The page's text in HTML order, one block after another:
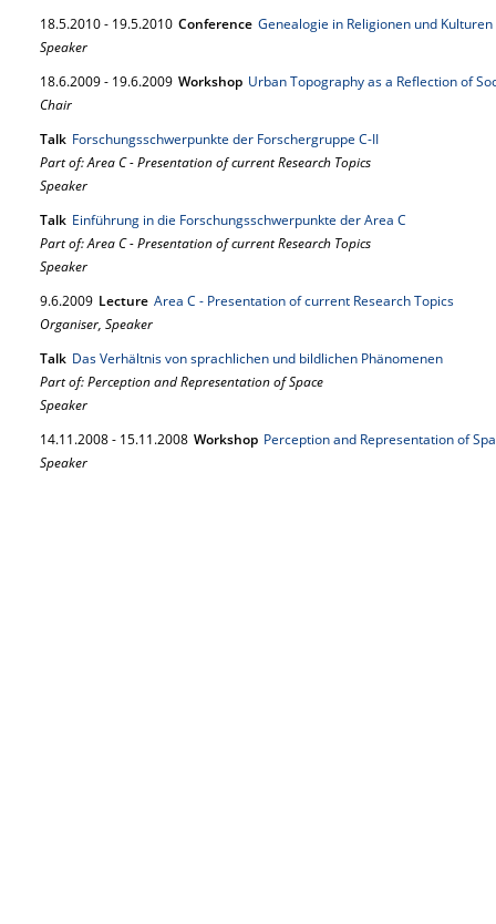
18.5.2010- 19.5.2010 Conference Genealogie in Religionen und
Speaker
18.6.2009- 19.6.2009 Workshop Urban Topography as a Reflection of
Chair
Talk Forschungsschwerpunkte der Forschergruppe C-II
Part of: Area C - Presentation of current Research Topics
Speaker
Talk Einführung in die Forschungsschwerpunkte der Area C
Part of: Area C - Presentation of current Research Topics
Speaker
9.6.2009 Lecture Area C - Presentation of current Research Topics
Organiser, Speaker
Talk Das Verhältnis von sprachlichen und bildlichen Phänomenen
Part of: Perception and Representation of Space
Speaker
14.11.2008- 15.11.2008 Workshop Perception and Representation of
Speaker